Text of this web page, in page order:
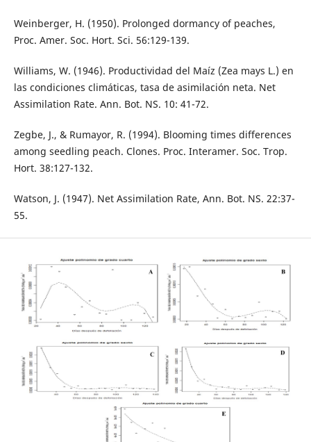
Weinberger, H. (1950). Prolonged dormancy of peaches,
Proc. Amer. Soc. Hort. Sci. 56:129-139.
Williams, W. (1946). Productividad del Maíz (Zea mays L.) en
las condiciones climáticas, tasa de asimilación neta. Net
Assimilation Rate. Ann. Bot. NS. 10: 41-72.
Zegbe, J., & Rumayor, R. (1994). Blooming times differences
among seedling peach. Clones. Proc. Interamer. Soc. Trop.
Hort. 38:127-132.
Watson, J. (1947). Net Assimilation Rate, Ann. Bot. NS. 22:37-
55.